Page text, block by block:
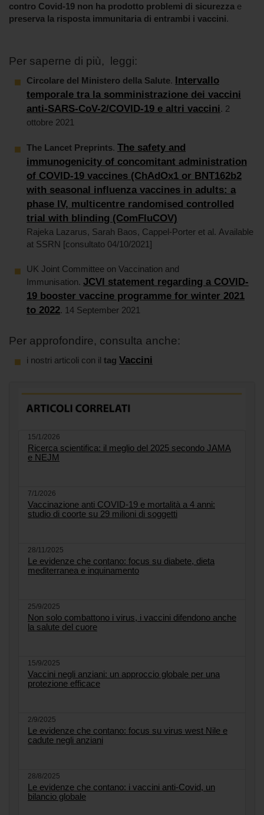
contro Covid-19 non ha prodotto problemi di sicurezza e
preserva la risposta immunitaria di entrambi i vaccini.
Per saperne di più, leggi:
Circolare del Ministero della Salute. Intervallo
temporale tra la somministrazione dei vaccini
anti-SARS-CoV-2/COVID-19 e altri vaccini. 2
ottobre 2021
The Lancet Preprints. The safety and
immunogenicity of concomitant administration
of COVID-19 vaccines (ChAdOx1 or BNT162b2
with seasonal influenza vaccines in adults: a
phase IV, multicentre randomised controlled
trial with blinding (ComFluCOV)
Rajeka Lazarus, Sarah Baos, Cappel-Porter et al. Available
at SSRN [consultato 04/10/2021]
UK Joint Committee on Vaccination and
Immunisation. JCVI statement regarding a COVID-
19 booster vaccine programme for winter 2021
to 2022. 14 September 2021
Per approfondire, consulta anche:
i nostri articoli con il tag Vaccini
15/1/2026
Ricerca scientifica: il meglio del 2025 secondo JAMA
e NEJM
7/1/2026
Vaccinazione anti COVID-19 e mortalità a 4 anni:
studio di coorte su 29 milioni di soggetti
28/11/2025
Le evidenze che contano: focus su diabete, dieta
mediterranea e inquinamento
25/9/2025
Non solo combattono i virus, i vaccini difendono anche
la salute del cuore
15/9/2025
Vaccini negli anziani: un approccio globale per una
protezione efficace
2/9/2025
Le evidenze che contano: focus su virus west Nile e
cadute negli anziani
28/8/2025
Le evidenze che contano: i vaccini anti-Covid, un
bilancio globale